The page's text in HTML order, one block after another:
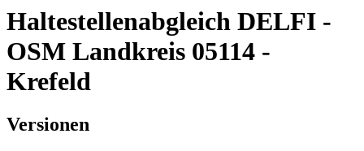
Haltestellenabgleich DELFI -
OSM Landkreis 05114 -
Krefeld
Versionen